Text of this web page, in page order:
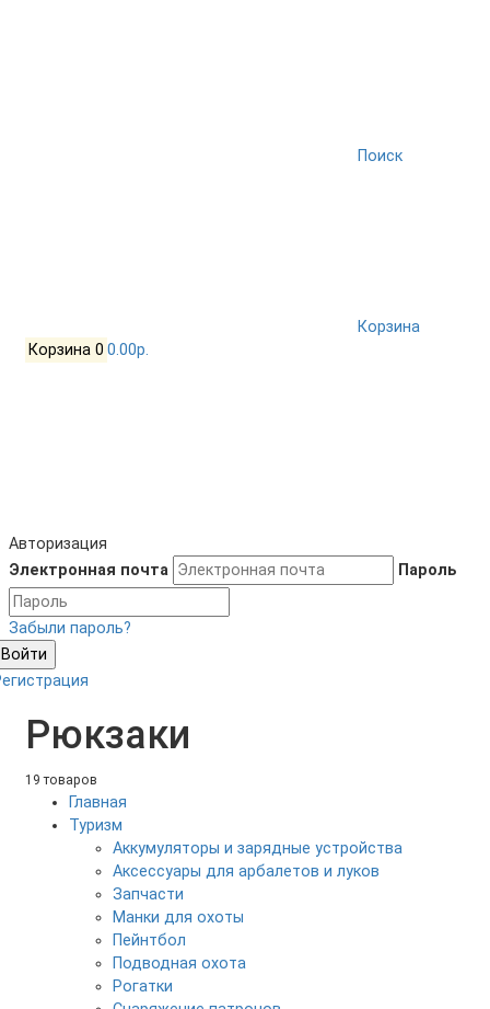
Поиск
Корзина
Корзина 0 0.00р.
Авторизация
Электронная почта
Пароль
Забыли пароль?
Войти
Рюкзаки
19 товаров
Главная
Туризм
Аккумуляторы и зарядные устройства
Аксесcуары для арбалетов и луков
Запчасти
Манки для охоты
Пейнтбол
Подводная охота
Рогатки